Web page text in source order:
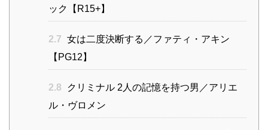
ック【R15+】
2.7 女は二度決断する／ファティ・アキン
【PG12】
2.8
クリミナル 2人の記憶を持つ男／アリエ
ル・ヴロメン